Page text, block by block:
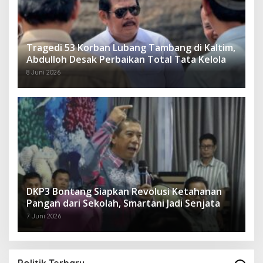
Tragedi 53 Korban Lubang Tambang di Kaltim,
Abdulloh Desak Perbaikan Total Tata Kelola
8 Juni 2026
DKP3 Bontang Siapkan Revolusi Ketahanan
Pangan dari Sekolah, Smartani Jadi Senjata
7 Juni 2026